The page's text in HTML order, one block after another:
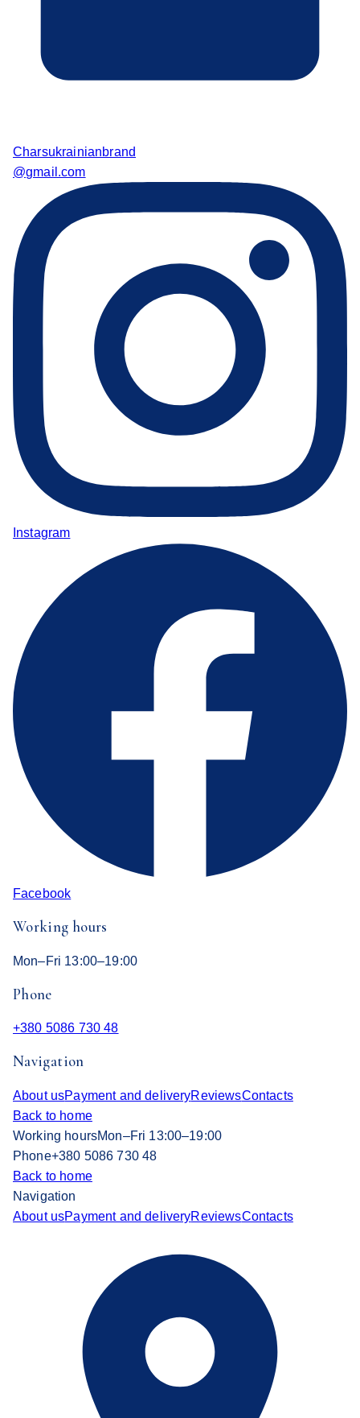
Charsukrainianbrand
@gmail.com
Instagram
Facebook
Working hours
Mon–Fri 13:00–19:00
Phone
+380 5086 730 48
Navigation
About usPayment and deliveryReviewsContacts
Back to home
Working hoursMon–Fri 13:00–19:00
Phone+380 5086 730 48
Back to home
Navigation
About usPayment and deliveryReviewsContacts